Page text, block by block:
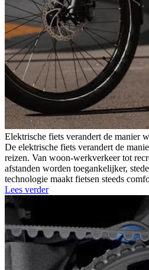
Elektrische fiets verandert de manier
De elektrische fiets verandert de
reizen. Van woon-werkverkeer tot
afstanden worden toegankelijker,
technologie maakt fietsen steeds
Lees verder